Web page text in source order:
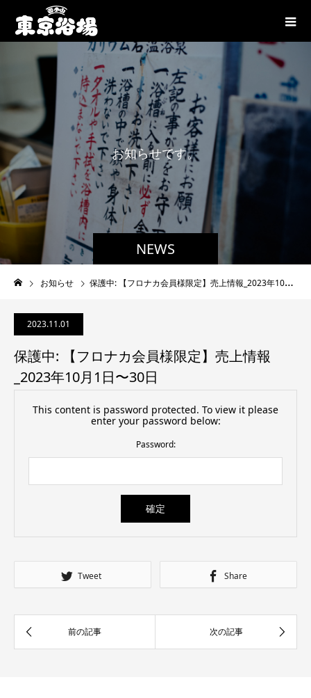
NEWS
お知らせです。
お知らせ 保護中: 【フロナカ会員様限定】売上情報_2023年10月1日〜30日
2023.11.01
保護中: 【フロナカ会員様限定】売上情報
_2023年10月1日〜30日
This content is password protected. To view it please
enter your password below:
Password:
Tweet Share